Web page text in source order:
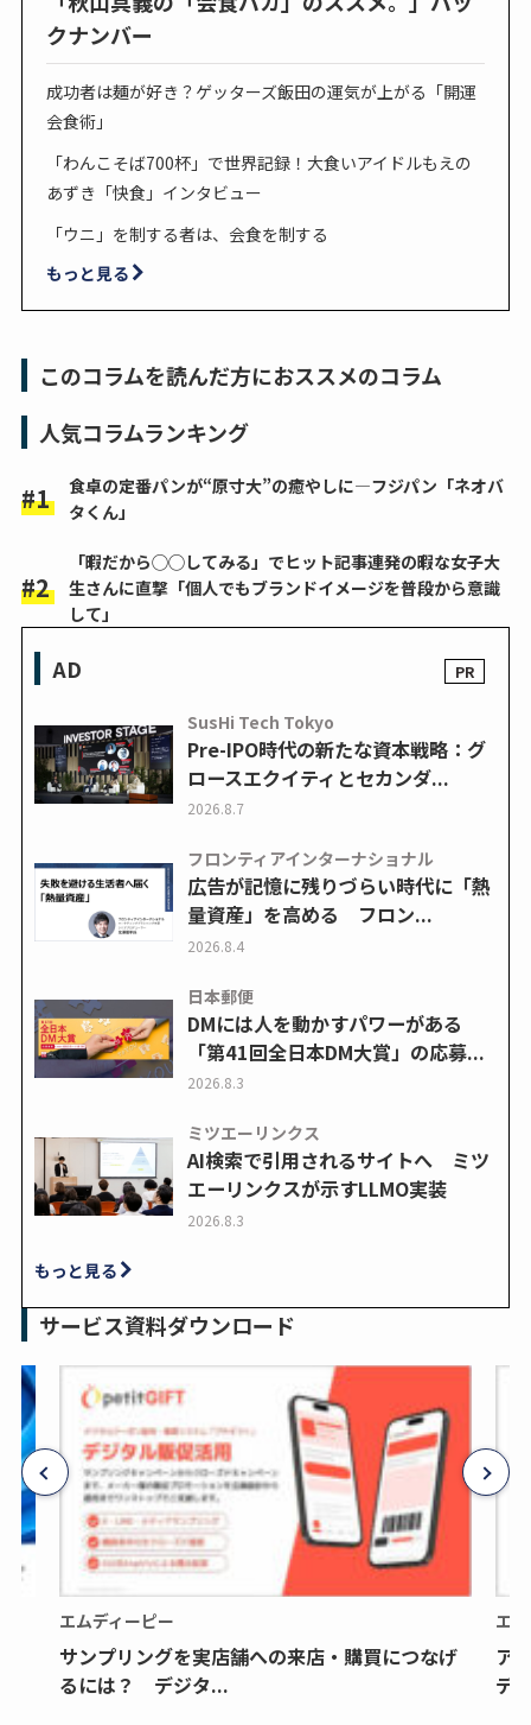
クナンバー
成功者は麺が好き？ゲッターズ飯田の運気が上がる「開運
会食術」
「わんこそば700杯」で世界記録！大食いアイドルもえの
あずき「快食」インタビュー
「ウニ」を制する者は、会食を制する
もっと見る
このコラムを読んだ方におススメのコラム
人気コラムランキング
食卓の定番パンが“原寸大”の癒やしに―フジパン「ネオバ
タくん」
「暇だから◯◯してみる」でヒット記事連発の暇な女子大
生さんに直撃「個人でもブランドイメージを普段から意識
して」
AD
SusHi Tech Tokyo
Pre-IPO時代の新たな資本戦略：グ
ロースエクイティとセカンダ...
2026.8.7
フロンティアインターナショナル
広告が記憶に残りづらい時代に「熱
量資産」を高める フロン...
2026.8.4
日本郵便
DMには人を動かすパワーがある
「第41回全日本DM大賞」の応募...
2026.8.3
ミツエーリンクス
AI検索で引用されるサイトへ ミツ
エーリンクスが示すLLMO実装
2026.8.3
もっと見る
サービス資料ダウンロード
エムディーピー
サンプリングを実店舗への来店・購買につなげ
るには？ デジタ...
エ
ア
デ